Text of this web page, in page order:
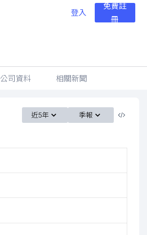
登入
免費註
冊
公司資料 相關新聞
近5年 季報